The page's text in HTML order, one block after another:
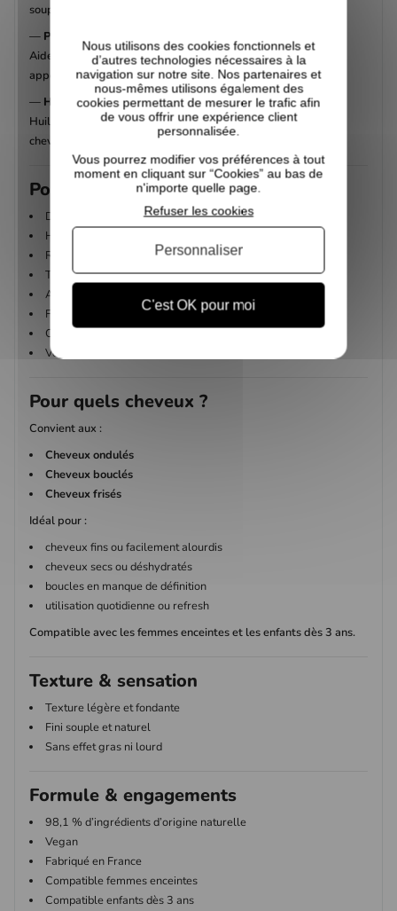
souplesse des cheveux tout en améliorant leur toucher.
— Provitamine B5 (Panthénol)
Aide à réparer, protéger et fortifier les longueurs tout en
apportant douceur et brillance.
— Huile de Pépins de Raisin
Huile légère riche en antioxydants qui nourrit et protège les
cheveux sans les alourdir.
Pourquoi on l’aime ?
Définit les boucles sans effet gras
Hydrate et nourrit durablement
Réduit les frisottis
Texture légère idéale pour les cheveux fins
Apporte douceur et brillance
Facilite le coiffage quotidien
Compatible avec toute la famille
Vegan et fabriqué en France
Pour quels cheveux ?
Convient aux :
Cheveux ondulés
Cheveux bouclés
Cheveux frisés
Idéal pour :
cheveux fins ou facilement alourdis
cheveux secs ou déshydratés
boucles en manque de définition
utilisation quotidienne ou refresh
Compatible avec les femmes enceintes et les enfants dès 3 ans.
Texture & sensation
Texture légère et fondante
Fini souple et naturel
Sans effet gras ni lourd
Formule & engagements
98,1 % d’ingrédients d’origine naturelle
Vegan
Fabriqué en France
Compatible femmes enceintes
Compatible enfants dès 3 ans
Nous utilisons des cookies fonctionnels et
d’autres technologies nécessaires à la
navigation sur notre site. Nos partenaires et
nous-mêmes utilisons également des
cookies permettant de mesurer le trafic afin
de vous offrir une expérience client
personnalisée.
Vous pourrez modifier vos préférences à tout
moment en cliquant sur “Cookies” au bas de
n'importe quelle page.
C'est OK pour moi
Refuser les cookies
Personnaliser